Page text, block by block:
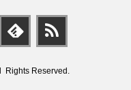
Rights Reserved.